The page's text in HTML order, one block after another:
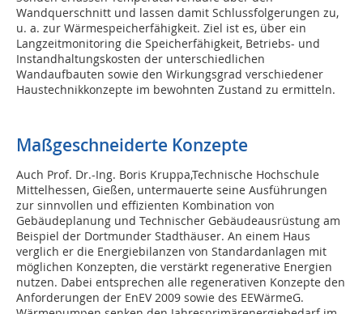
Wandquerschnitt und lassen damit Schlussfolgerungen zu,
u. a. zur Wärmespeicherfähigkeit. Ziel ist es, über ein
Langzeitmonitoring die Speicherfähigkeit, Betriebs- und
Instandhaltungskosten der unterschiedlichen
Wandaufbauten sowie den Wirkungsgrad verschiedener
Haustechnikkonzepte im bewohnten Zustand zu ermitteln.
Maßgeschneiderte Konzepte
Auch Prof. Dr.-Ing. Boris Kruppa,Technische Hochschule
Mittelhessen, Gießen, untermauerte seine Ausführungen
zur sinnvollen und effizienten Kombination von
Gebäudeplanung und Technischer Gebäudeausrüstung am
Beispiel der Dortmunder Stadthäuser. An einem Haus
verglich er die Energiebilanzen von Standardanlagen mit
möglichen Konzepten, die verstärkt regenerative Energien
nutzen. Dabei entsprechen alle regenerativen Konzepte den
Anforderungen der EnEV 2009 sowie des EEWärmeG.